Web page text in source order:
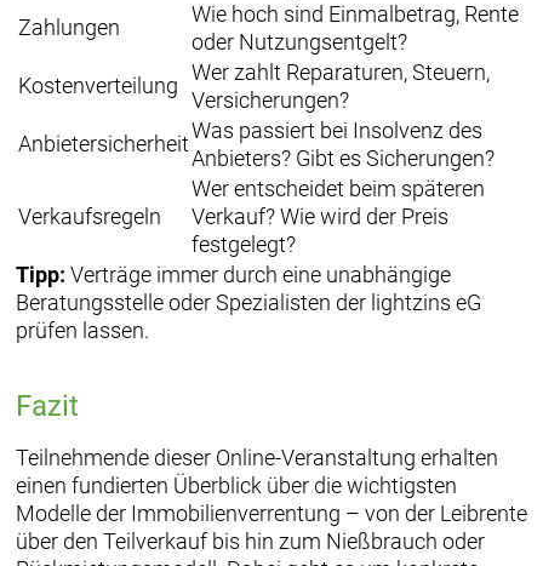
Zahlungen
Wie hoch sind Einmalbetrag, Rente
oder Nutzungsentgelt?
Kostenverteilung
Wer zahlt Reparaturen, Steuern,
Versicherungen?
Anbietersicherheit
Was passiert bei Insolvenz des
Anbieters? Gibt es Sicherungen?
Verkaufsregeln
Wer entscheidet beim späteren
Verkauf? Wie wird der Preis
festgelegt?
Tipp: Verträge immer durch eine unabhängige
Beratungsstelle oder Spezialisten der lightzins eG
prüfen lassen.
Fazit
Teilnehmende dieser Online-Veranstaltung erhalten
einen fundierten Überblick über die wichtigsten
Modelle der Immobilienverrentung – von der Leibrente
über den Teilverkauf bis hin zum Nießbrauch oder